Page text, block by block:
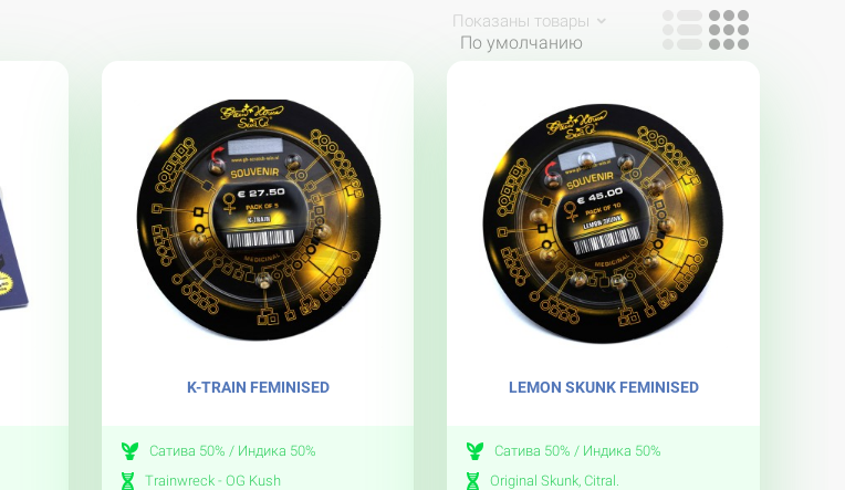
Показаны товары
По умолчанию
K-TRAIN FEMINISED
Сатива 50% / Индика 50%
Trainwreck - OG Kush
LEMON SKUNK FEMINISED
Сатива 50% / Индика 50%
Original Skunk, Citral.